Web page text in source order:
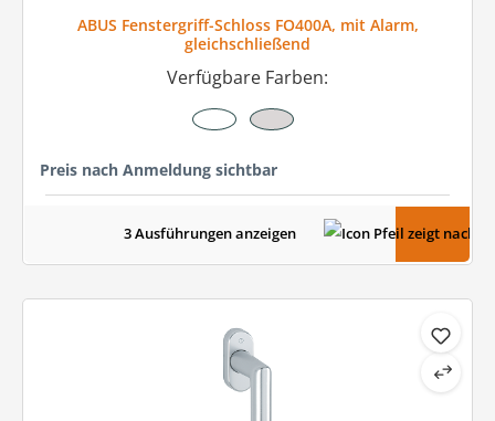
ABUS Fenstergriff-Schloss FO400A, mit Alarm,
gleichschließend
Verfügbare Farben:
Preis nach Anmeldung sichtbar
3 Ausführungen anzeigen